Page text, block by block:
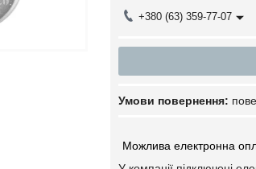
+380 (63) 359-77-07